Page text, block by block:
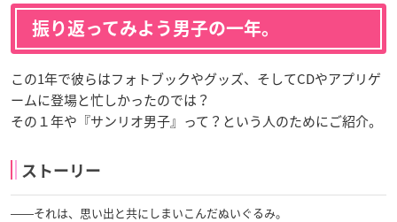
振り返ってみよう男子の一年。
この1年で彼らはフォトブックやグッズ、そしてCDやアプリゲ
ームに登場と忙しかったのでは？
その１年や『サンリオ男子』って？という人のためにご紹介。
ストーリー
――それは、思い出と共にしまいこんだぬいぐるみ。